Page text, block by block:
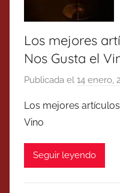
Los mejores
Nos Gusta el
Publicada el 14 enero,
Los mejores
Vino
Seguir leyendo